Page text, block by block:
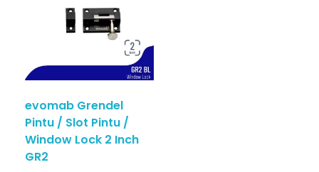
evomab Grendel
Pintu / Slot Pintu /
Window Lock 2 Inch
GR2